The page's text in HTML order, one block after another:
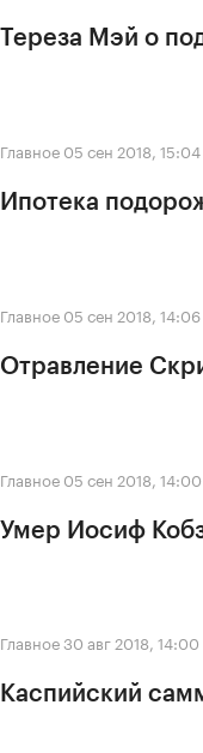
Тереза Мэй о
Главное 05 сен 2018, 15:04
Ипотека
Главное 05 сен 2018, 14:06
Отравление
Главное 05 сен 2018, 14:00
Умер Иосиф
Главное30 авг 2018, 14:00
Каспийский